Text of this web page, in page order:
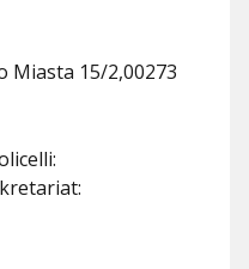
Miasta 15/2,00273